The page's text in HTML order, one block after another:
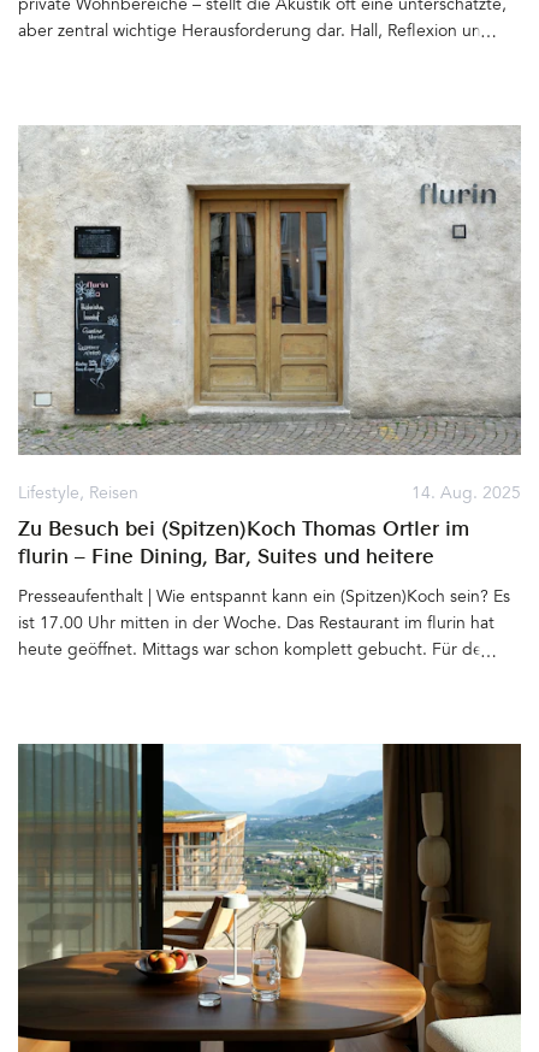
private Wohnbereiche – stellt die Akustik oft eine unterschätzte,
aber zentral wichtige Herausforderung dar. Hall, Reflexion und
Unternehmen AKUART an – mit Akustiklösungen, die nicht nur
technisch effektiv, sondern auch ästhetisch und schön sind&hellip
14. Aug. 2025
Lifestyle, Reisen
Zu Besuch bei (Spitzen)Koch Thomas Ortler im
flurin – Fine Dining, Bar, Suites und heitere
Gelassenheit
Presseaufenthalt | Wie entspannt kann ein (Spitzen)Koch sein? Es
ist 17.00 Uhr mitten in der Woche. Das Restaurant im flurin hat
heute geöffnet. Mittags war schon komplett gebucht. Für den
überquert. In Glurns, dem kleinsten Städtchen Italiens, kennt und
trifft jeder ständig jeden. Für uns ist Aperitivozeit. Bei Thomas
Ortler geht die abendliche Arbeit erst los. Eigentlich müsste er
bei seinem Team in der Küche stehen. Und doch nimmt er sich
die Zeit zu erzählen: über sein Leben, seine Passion(en), über die
Zeit nach der Schule, als er seine Komfortzone verließ und wie er
seitdem auf seine Heimat und die Welt blickt. Seine Art zu
sprechen und sich zu geben: unprätentiös, gelassen und
wahnsinnig sympathisch&hellip